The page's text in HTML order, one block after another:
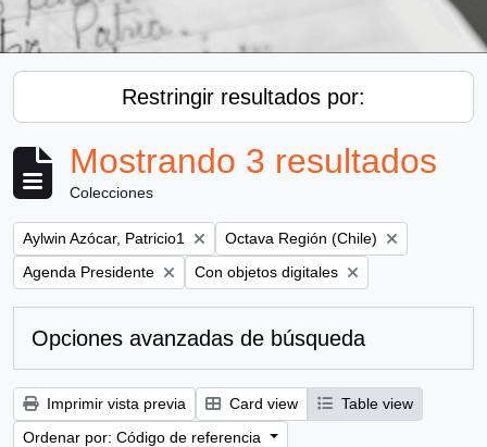
Restringir resultados por:
Mostrando 3 resultados
Colecciones
Remove filter:
Aylwin Azócar, Patricio1 Remove filter:
Octava Región (Chile)
Remove filter:
Agenda Presidente Remove filter:
Con objetos digitales
Opciones avanzadas de búsqueda
Imprimir vista previa Card view
Table view
Ordenar por: Código de referencia